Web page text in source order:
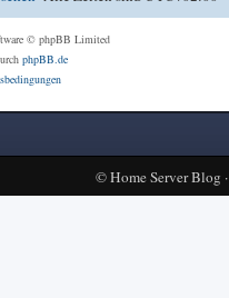
© phpBB Limited
phpBB.de
©Home Server Blog